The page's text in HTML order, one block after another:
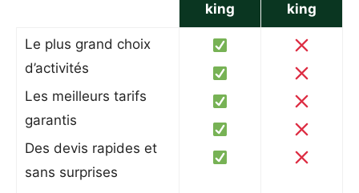
king
king
Le plus grand choix
d’activités
Les meilleurs tarifs
garantis
Des devis rapides et
sans surprises